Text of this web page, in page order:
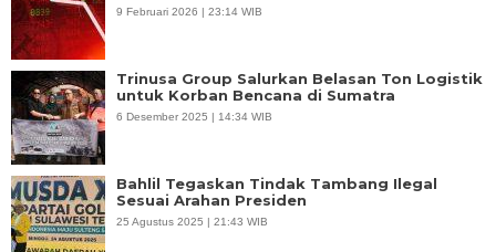
9 Februari 2026 | 23:14 WIB
Trinusa Group Salurkan Belasan Ton Logistik
untuk Korban Bencana di Sumatra
6 Desember 2025 | 14:34 WIB
Bahlil Tegaskan Tindak Tambang Ilegal
Sesuai Arahan Presiden
25 Agustus 2025 | 21:43 WIB